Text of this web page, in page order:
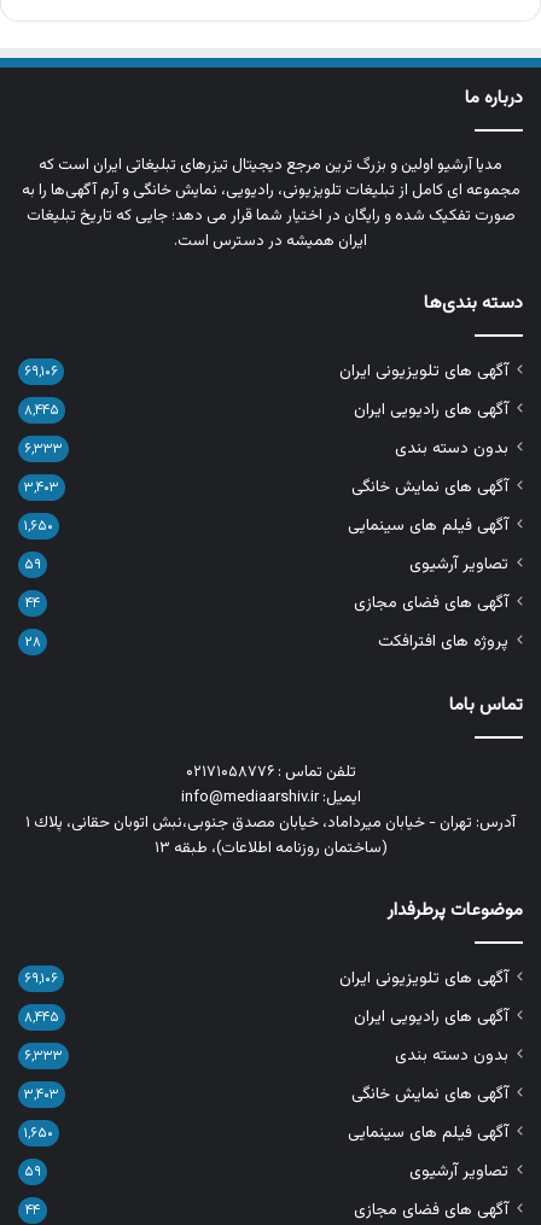
درباره ما
مدیا آرشیو اولین و بزرگ‌ ترین مرجع دیجیتال تیزرهای تبلیغاتی ایران است که
مجموعه‌ ای کامل از تبلیغات تلویزیونی، رادیویی، نمایش خانگی و آرم‌ آگهی‌ها را به‌
صورت تفکیک‌ شده و رایگان در اختیار شما قرار می‌ دهد؛ جایی که تاریخ تبلیغات
ایران همیشه در دسترس است.
دسته بندی‌ها
آگهی های تلویزیونی ایران ۶۹,۱۰۶
آگهی های رادیویی ایران ۸,۴۴۵
بدون دسته بندی ۶,۳۳۳
آگهی های نمایش خانگی ۳,۴۰۳
آگهی فیلم های سینمایی ۱,۶۵۰
تصاویر آرشیوی ۵۹
آگهی های فضای مجازی ۴۴
پروژه های افترافکت ۲۸
تماس باما
تلفن تماس : ۰۲۱۷۱۰۵۸۷۷۶
ایمیل: info@mediaarshiv.ir
آدرس: تهران - خیابان میرداماد، خیابان مصدق جنوبی،نبش اتوبان حقانی، پلاك ١
(ساختمان روزنامه اطلاعات)، طبقه ۱۳
موضوعات پرطرفدار
آگهی های تلویزیونی ایران ۶۹,۱۰۶
آگهی های رادیویی ایران ۸,۴۴۵
بدون دسته بندی ۶,۳۳۳
آگهی های نمایش خانگی ۳,۴۰۳
آگهی فیلم های سینمایی ۱,۶۵۰
تصاویر آرشیوی ۵۹
آگهی های فضای مجازی ۴۴